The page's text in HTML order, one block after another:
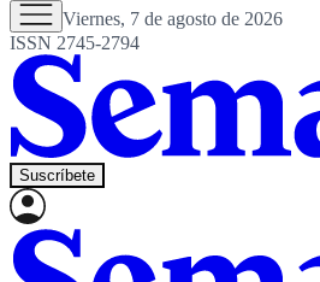
Viernes, 7 de agosto de 2026
ISSN 2745-2794
Suscríbete